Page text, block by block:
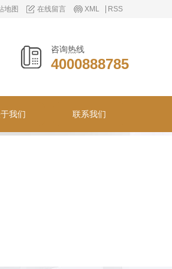
地图 在线留言 XML RSS
咨询热线
4000888785
我们 联系我们